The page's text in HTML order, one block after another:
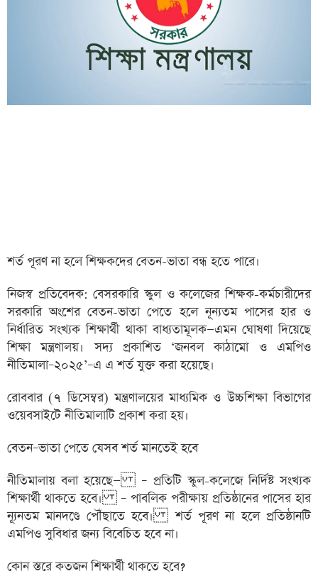
শর্ত পূরণ না হলে শিক্ষকদের বেতন-ভাতা বন্ধ হতে পারে।
নিজস্ব প্রতিবেদক: বেসরকারি স্কুল ও কলেজের শিক্ষক-কর্মচারীদের
সরকারি অংশের বেতন-ভাতা পেতে হলে নূন্যতম পাসের হার ও
নির্ধারিত সংখ্যক শিক্ষার্থী থাকা বাধ্যতামূলক—এমন ঘোষণা দিয়েছে
শিক্ষা মন্ত্রণালয়। সদ্য প্রকাশিত ‘জনবল কাঠামো ও এমপিও
নীতিমালা–২০২৫’–এ এ শর্ত যুক্ত করা হয়েছে।
রোববার (৭ ডিসেম্বর) মন্ত্রণালয়ের মাধ্যমিক ও উচ্চশিক্ষা বিভাগের
ওয়েবসাইটে নীতিমালাটি প্রকাশ করা হয়।
বেতন–ভাতা পেতে যেসব শর্ত মানতেই হবে
নীতিমালায় বলা হয়েছে— – প্রতিটি স্কুল-কলেজে নির্দিষ্ট সংখ্যক
শিক্ষার্থী থাকতে হবে। – পাবলিক পরীক্ষায় প্রতিষ্ঠানের পাসের হার
ন্যূনতম মানদণ্ডে পৌঁছাতে হবে। শর্ত পূরণ না হলে প্রতিষ্ঠানটি
এমপিও সুবিধার জন্য বিবেচিত হবে না।
কোন স্তরে কতজন শিক্ষার্থী থাকতে হবে?